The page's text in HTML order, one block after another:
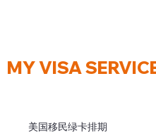
MY VISA
美国移民绿卡排期